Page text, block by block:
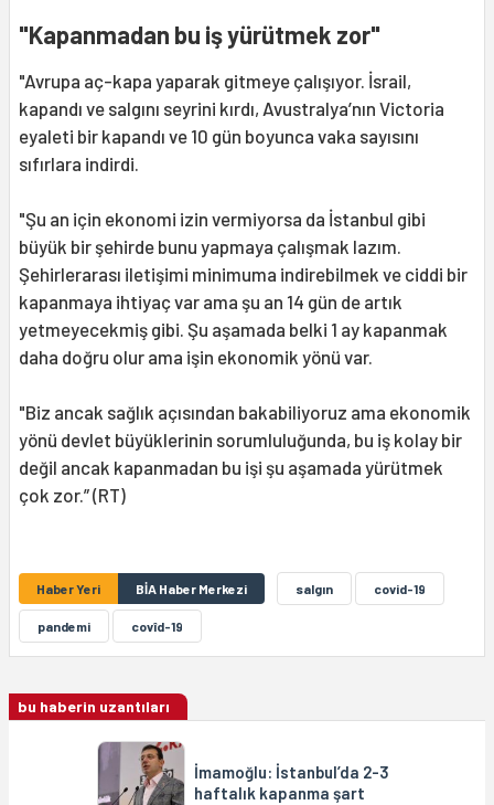
"Kapanmadan bu iş yürütmek zor"
"Avrupa aç-kapa yaparak gitmeye çalışıyor. İsrail,
kapandı ve salgını seyrini kırdı, Avustralya’nın Victoria
eyaleti bir kapandı ve 10 gün boyunca vaka sayısını
sıfırlara indirdi.
"Şu an için ekonomi izin vermiyorsa da İstanbul gibi
büyük bir şehirde bunu yapmaya çalışmak lazım.
Şehirlerarası iletişimi minimuma indirebilmek ve ciddi bir
kapanmaya ihtiyaç var ama şu an 14 gün de artık
yetmeyecekmiş gibi. Şu aşamada belki 1 ay kapanmak
daha doğru olur ama işin ekonomik yönü var.
"Biz ancak sağlık açısından bakabiliyoruz ama ekonomik
yönü devlet büyüklerinin sorumluluğunda, bu iş kolay bir
değil ancak kapanmadan bu işi şu aşamada yürütmek
çok zor.” (RT)
Haber Yeri BİA Haber Merkezi salgın covid-19
pandemi covîd-19
bu haberin uzantıları
İmamoğlu: İstanbul’da 2-3
haftalık kapanma şart